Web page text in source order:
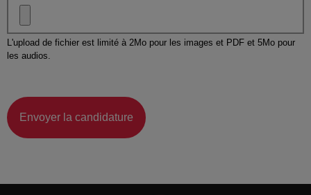
L'upload de fichier est limité à 2Mo pour les images et PDF et 5Mo pour
les audios.
Envoyer la candidature